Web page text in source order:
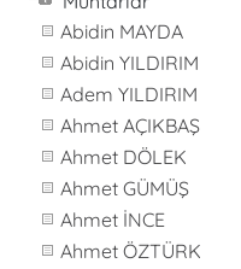
Abidin MAYDA
Abidin YILDIRIM
Adem YILDIRIM
Ahmet AÇIKBAŞ
Ahmet DÖLEK
Ahmet GÜMÜŞ
Ahmet İNCE
Ahmet ÖZTÜRK